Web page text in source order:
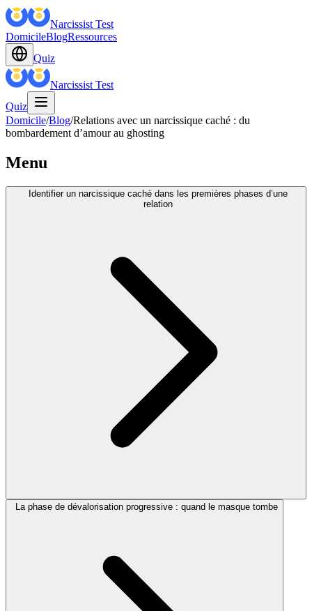
Narcissist Test
DomicileBlogRessources
Quiz
Narcissist Test
Quiz
Domicile/Blog/Relations avec un narcissique caché : du
bombardement d’amour au ghosting
Menu
Identifier un narcissique caché dans les premières phases d’une
relation
La phase de dévalorisation progressive : quand le masque tombe